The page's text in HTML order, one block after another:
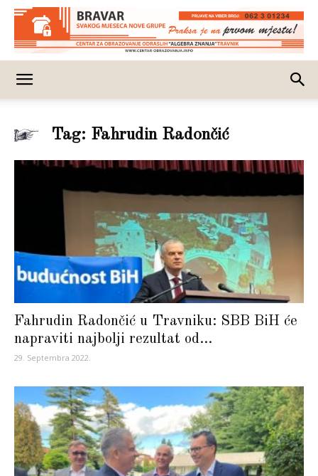
Tag: Fahrudin Radončić
Fahrudin Radončić u Travniku: SBB BiH će
napraviti najbolji rezultat od...
29. Septembra 2022.